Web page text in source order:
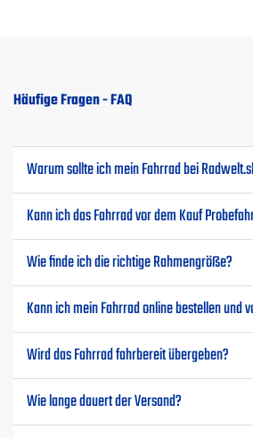
Häufige Fragen - FAQ
Warum sollte ich mein Fahrrad bei
Kann ich das Fahrrad vor dem Kauf
Wie finde ich die richtige Rahmengröße?
Kann ich mein Fahrrad online bestellen und
Wird das Fahrrad fahrbereit übergeben?
Wie lange dauert der Versand?